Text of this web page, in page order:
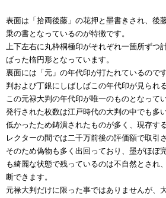
表面は「拾両後藤」の花押と墨書きされ、後
乗の書となっているのが特徴です。
上下左右に丸枠桐極印がそれぞれ一箇所ずつ
ばった楕円形となっています。
裏面には「元」の年代印が打たれているので
判および丁銀にしばしばこの年代印が見られ
この元禄大判の年代印が唯一のものとなってい
発行された枚数は江戸時代の大判の中でも多
低かったため鋳潰されたものが多く、現存す
レクターの間では二千万前後の評価額で取引
そのため偽物も多く出回っており、墨がほぼ
も綺麗な状態で残っているのは不自然とされ
断できます。
元禄大判だけに限った事ではありませんが、